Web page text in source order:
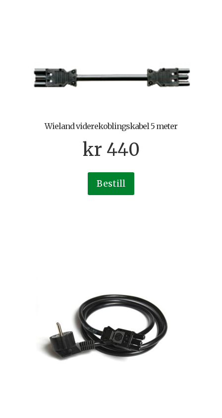
Wieland viderekoblingskabel 5 meter
kr 440
Bestill